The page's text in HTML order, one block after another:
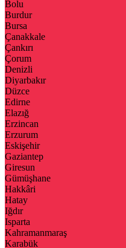
Bolu
Burdur
Bursa
Çanakkale
Çankırı
Çorum
Denizli
Diyarbakır
Düzce
Edirne
Elazığ
Erzincan
Erzurum
Eskişehir
Gaziantep
Giresun
Gümüşhane
Hakkâri
Hatay
Iğdır
Isparta
Kahramanmaraş
Karabük